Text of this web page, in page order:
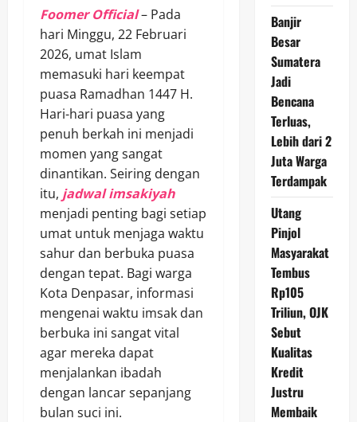
Foomer Official– Pada
hari Minggu, 22 Februari
2026, umat Islam
memasuki hari keempat
puasa Ramadhan 1447 H.
Hari-hari puasa yang
penuh berkah ini menjadi
momen yang sangat
dinantikan. Seiring dengan
itu, jadwal imsakiyah
menjadi penting bagi setiap
umat untuk menjaga waktu
sahur dan berbuka puasa
dengan tepat. Bagi warga
Kota Denpasar, informasi
mengenai waktu imsak dan
berbuka ini sangat vital
agar mereka dapat
menjalankan ibadah
dengan lancar sepanjang
bulan suci ini.
Banjir
Besar
Sumatera
Jadi
Bencana
Terluas,
Lebih dari 2
Juta Warga
Terdampak
Utang
Pinjol
Masyarakat
Tembus
Rp105
Triliun, OJK
Sebut
Kualitas
Kredit
Justru
Membaik